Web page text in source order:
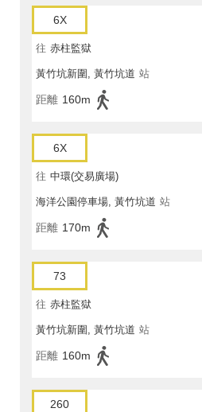
6X
往 赤柱監獄
黃竹坑新圍, 黃竹坑道 站
距離 160m
6X
往 中環(交易廣場)
海洋公園停車場, 黃竹坑道 站
距離 170m
73
往 赤柱監獄
黃竹坑新圍, 黃竹坑道 站
距離 160m
260